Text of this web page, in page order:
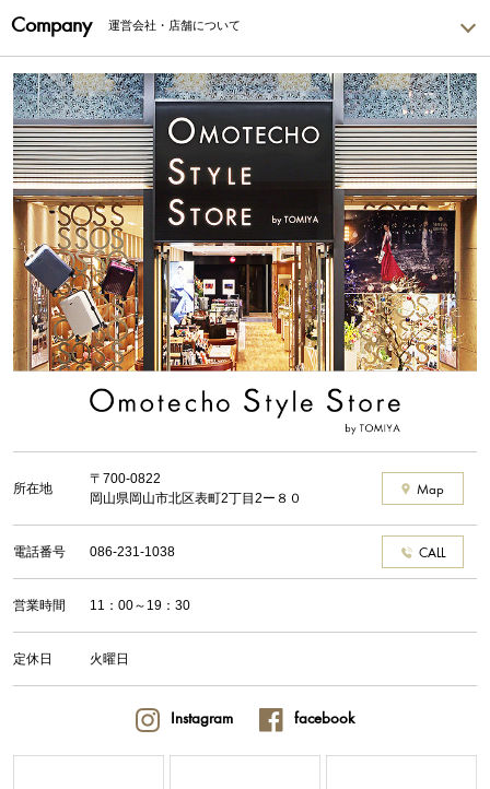
Company 運営会社・店舗について
所在地
〒700-0822
岡山県岡山市北区表町2丁目2ー８０
Map
電話番号 086-231-1038 CALL
営業時間 11：00～19：30
定休日 火曜日
Instagram facebook